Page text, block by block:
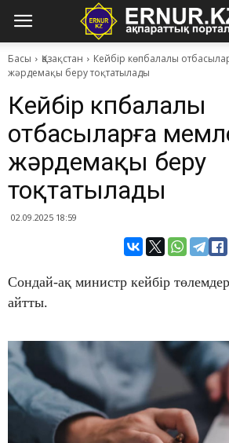
Басы Қазақстан
Кейбір көпбалалы
жәрдемақы беру тоқтатылады
Кейбір көпбалалы
отбасыларға
жәрдемақы беру
тоқтатылады
02.09.2025 18:59
Сондай-ақ министр кейбір
айтты.